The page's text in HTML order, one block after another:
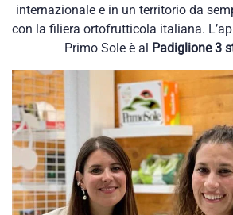
internazionale e in un territorio da
con la filiera ortofrutticola italiana.
Primo Sole è al
Padiglione 3